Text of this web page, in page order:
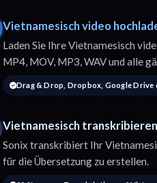
Vietnamesisch video
Laden Sie Ihre Vietnamesisch
MP4, MOV, MP3, WAV und alle
Drag & Drop, Dropbox, Google Drive
Vietnamesisch transkribieren
Sonix transkribiert Ihr
für die Übersetzung zu erstellen.